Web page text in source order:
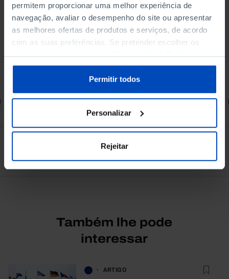
permitem proporcionar uma melhor experiência de
navegação, avaliar o desempenho do site ou apresentar
as melhores ofertas de produtos e serviços, de acordo
com as suas preferências. Se pretender escolher os
tipos de cookies, clique em "Personalizar". Saiba mais
sobre cookies através da gestão de preferências ou da
Política de Cookies.
Permitir todos
Personalizar
Rejeitar
Promessas do Futebol
Comprar
Também lhe pode
interessar
ARTIGO